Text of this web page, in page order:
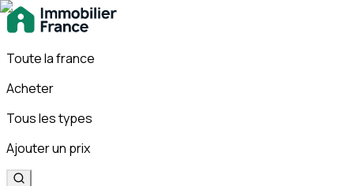
Toute la france
Acheter
Tous les types
Ajouter un prix